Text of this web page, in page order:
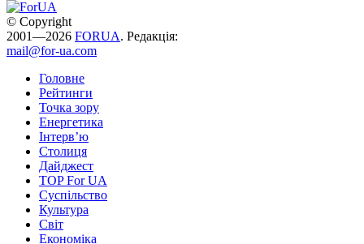
© Copyright
2001—2026 FORUA. Редакція:
mail@for-ua.com
Головне
Рейтинги
Точка зору
Енергетика
Інтерв’ю
Столиця
Дайджест
TOP For UA
Суспiльство
Культура
Світ
Економіка